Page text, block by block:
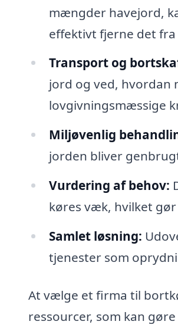
mængder havejord,
effektivt fjerne det
Transport og
jord og ved, hvordan
lovgivningsmæssige
Miljøvenlig
jorden bliver
Vurdering af behov:
køres væk, hvilket
Samlet løsning:
tjenester som
At vælge et firma til
ressourcer, som kan